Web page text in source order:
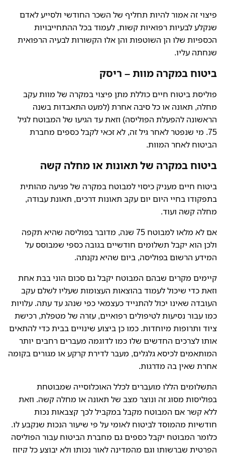
פיצוי זה אמור להיות תחליף של השכר החודשי ולסייע לאדם
שנקלע לבעיות רפואיות קשות, לעמוד בכל ההתחייבויות
הכספיות שלו הן השוטפות והן אלו הקשורות לבעיה הרפואית
שנחתה עליו.
ביטוח במקרה מוות – ריסק
פוליסת ביטוח חיים כוללת מתן פיצוי במקרה של מוות עקב
מחלה, תאונה או כל סיבה אחרת (למעט התאבדות בשנה
הראשונה להפעלת הפוליסה) וזאת עד הגיעו של המבוטח לגיל
75. מי שנפטר לאחר גיל זה, לא זכאי לקבל כספים מחברת
הביטוח לאחר המוות.
ביטוח במקרה של תאונות או מחלה קשה
ביטוח חיים מעניק כיסוי למבוטח במקרה של פגיעה מהותית
בתפקודו בחיי היום יום עקב תאונות דרכים, תאונת עבודה,
מחלה קשה ועוד.
אם לא מלאו למבוטח 75 שנה, מדובר בפוליסה שהיא תקפה
ולכן הוא יקבל תשלומים חודשיים בגובה כספי שמבוסס על
המידע הרשום בפוליסה, ביום שהיא נקנתה.
קיימים מקרים שבהם המבוטח יקבל גם סכום הוני בבת אחת
וזאת כדי שיכול לעמוד בהוצאות העצומות שעליו לשלם עקב
העובדה שאינו יכול להתנייד כעצמאי כפי שנהג עד עתה. עלויות
כמו עבור נסיעות לטיפולים רפואיים, עזרה של מטפלת, רכישת
ציוד ותרופות מיוחדות. כמו כן ביצוע שינויים בבית כדי להתאים
אותו לצרכים החדשים שלו כמו לדוגמה מעברים רחבים יותר
המותאמים לכיסא גלגלים, מעבר לדירת קרקע או מגורים בקומה
אחרת שאין בה מדרגות.
התשלומים הללו מועברים לכלל האוכלוסייה שמבוטחת
בפוליסות מסוג זה ונוצר מצב של תאונה או מחלה קשה. וזאת
ללא קשר אם המבוטח מקבל במקביל לכך קצבאות נכות
חודשיות מהמוסד לביטוח לאומי על פי שיעור הנכות שנקבע לו.
כלומר המבוטח יקבל כספים גם מחברת הביטוח עבור הפוליסה
הפרטית שברשותו וגם מהמדינה לאור נכותו ולא יבוצע כל קיזוז